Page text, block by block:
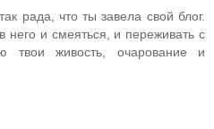
рада, что ты завела свой блог.
него и смеяться, и переживать с
твои живость, очарование и